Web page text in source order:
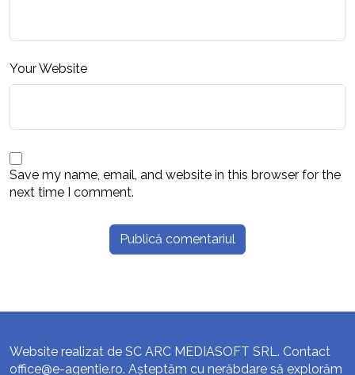
Your Website
Save my name, email, and website in this browser for the
next time I comment.
Website realizat de SC ARC MEDIASOFT SRL. Contact
office@e-agentie.ro. Așteptăm cu nerăbdare să explorăm